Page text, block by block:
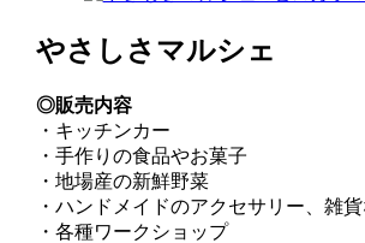
やさしさマルシェ
◎販売内容
・キッチンカー
・手作りの食品やお菓子
・地場産の新鮮野菜
・ハンドメイドのアクセサリー、雑
・各種ワークショップ